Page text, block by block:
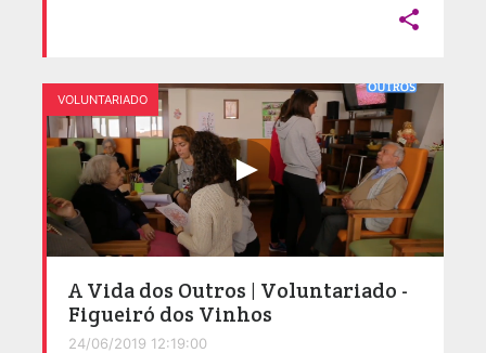

VOLUNTARIADO
A Vida dos Outros | Voluntariado -
Figueiró dos Vinhos
24/06/2019 12:19:00